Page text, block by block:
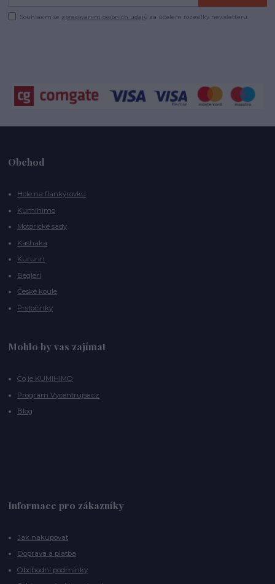
Souhlasím se zpracováním osobních údajů za účelem rozesílky newsletteru.
Obchod
Hole na flankýrovku
Kumihimo
Motorické sady
Kashaka
Kururin
Begleri
České koule
Prstočínky
Mohlo by vas zajímat
Co je KUMIHIMO
Program Vycentrujse.cz
Blog
Informace pro zákazníky
Jak nakupovat
Doprava a platba
Obchodní podmínky